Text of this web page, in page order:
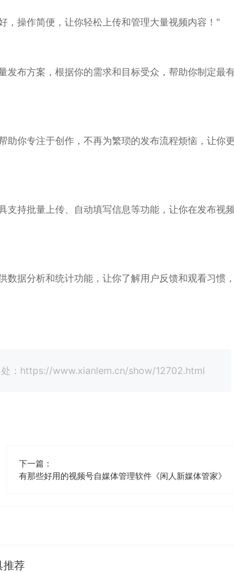
，操作简便，让你轻松上传和管理大量视频内容！"
发布方案，根据你的需求和目标受众，帮助你制定最
助你专注于创作，不再为繁琐的发布流程烦恼，让你
支持批量上传、自动填写信息等功能，让你在发布视
数据分析和统计功能，让你了解用户反馈和观看习惯
处：https://www.xianlem.cn/show/12702.html
下一篇：
有那些好用的视频号自媒体管理软件《闲人新媒体管家》
推荐